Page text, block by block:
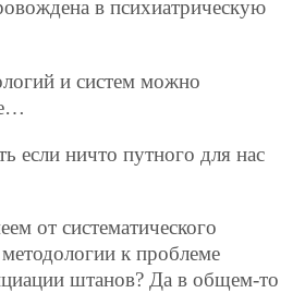
в психиатрическую
и систем можно
если ничто путного для нас
от систематического
к проблеме
штанов? Да в общем-то